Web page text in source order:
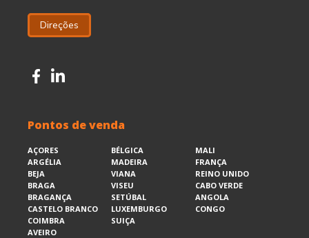
Direções
Pontos de venda
AÇORES
ARGÉLIA
BEJA
BRAGA
BRAGANÇA
CASTELO BRANCO
COIMBRA
AVEIRO
BÉLGICA
MADEIRA
VIANA
VISEU
SETÚBAL
LUXEMBURGO
SUIÇA
MALI
FRANÇA
REINO UNIDO
CABO VERDE
ANGOLA
CONGO